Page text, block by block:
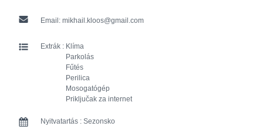
Email: mikhail.kloos@gmail.com
Extrák : Klíma
Parkolás
Fűtés
Perilica
Mosogatógép
Priključak za internet
Nyitvatartás : Sezonsko